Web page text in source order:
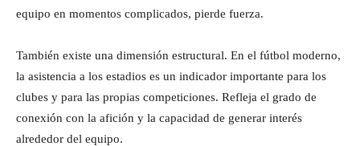
equipo en momentos complicados, pierde fuerza.
También existe una dimensión estructural. En el fútbol moderno,
la asistencia a los estadios es un indicador importante para los
clubes y para las propias competiciones. Refleja el grado de
conexión con la afición y la capacidad de generar interés
alrededor del equipo.